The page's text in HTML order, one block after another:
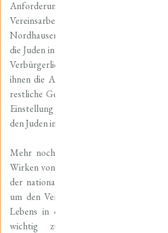
Anforderungen der Zeit. Zudem kann
Vereinsarbeit belegt werden, die die
Nordhausen unterstützte. Die
die Juden in Nordhausen in kultureller
Verbürgerlichungs- und
ihnen die Anpassung als Staatsbürger
restliche Gesellschaft ermöglichte, und
Einstellung des christlichen,
den Juden im Zuge des aufkommenden
Mehr noch gibt die Arbeit die
Wirken von jüdischen Einwohnern der
der nationalsozialistischen
um den Verlust der unwiderruflichen
Lebens in der Stadt Nordhausen
wichtig zu erkennen, was